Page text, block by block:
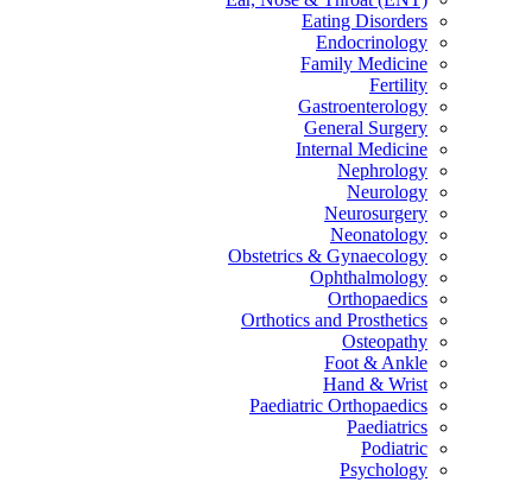
Eating Disorders
Endocrinology
Family Medicine
Fertility
Gastroenterology
General Surgery
Internal Medicine
Nephrology
Neurology
Neurosurgery
Neonatology
Obstetrics & Gynaecology
Ophthalmology
Orthopaedics
Orthotics and Prosthetics
Osteopathy
Foot & Ankle
Hand & Wrist
Paediatric Orthopaedics
Paediatrics
Podiatric
Psychology